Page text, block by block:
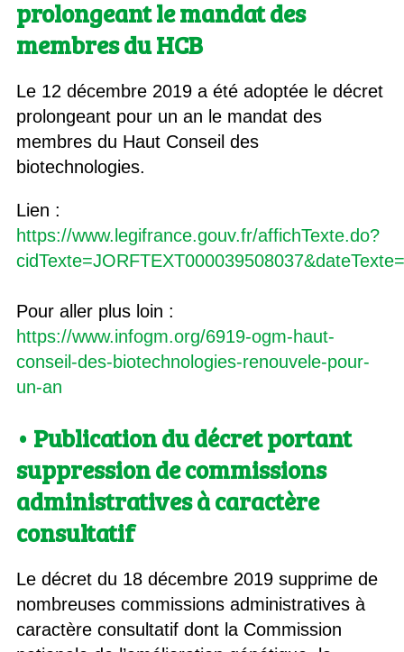
prolongeant le mandat des
membres du HCB
Le 12 décembre 2019 a été adoptée le décret
prolongeant pour un an le mandat des
membres du Haut Conseil des
biotechnologies.
Lien :
https://www.legifrance.gouv.fr/affichTexte.do?
Pour aller plus loin :
https://www.infogm.org/6919-ogm-haut-
conseil-des-biotechnologies-renouvele-pour-
un-an
• Publication du décret portant
suppression de commissions
administratives à caractère
consultatif
Le décret du 18 décembre 2019 supprime de
nombreuses commissions administratives à
caractère consultatif dont la Commission